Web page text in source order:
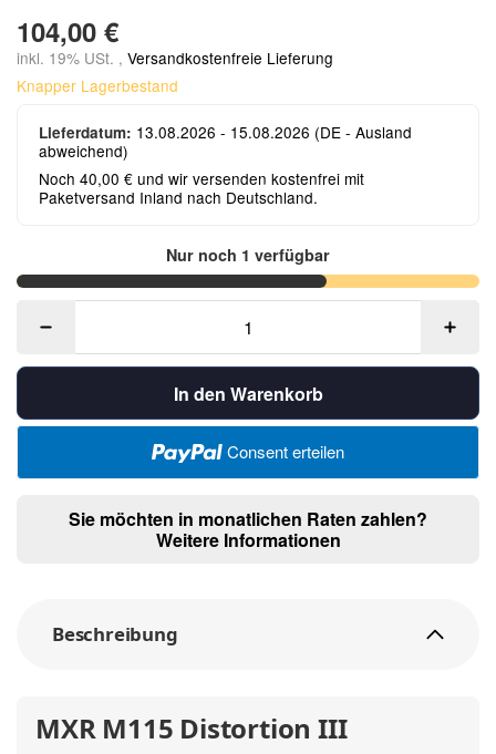
104,00 €
inkl. 19% USt. , Versandkostenfreie Lieferung
Knapper Lagerbestand
Lieferdatum: 13.08.2026 - 15.08.2026 (DE - Ausland
abweichend)
Noch 40,00 € und wir versenden kostenfrei mit
Paketversand Inland nach Deutschland.
Nur noch 1 verfügbar
In den Warenkorb
Consent erteilen
Sie möchten in monatlichen Raten zahlen?
Weitere Informationen
Beschreibung
MXR M115 Distortion III